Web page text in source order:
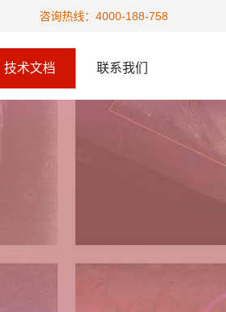
咨询热线：4000-188-758
技术文档 联系我们